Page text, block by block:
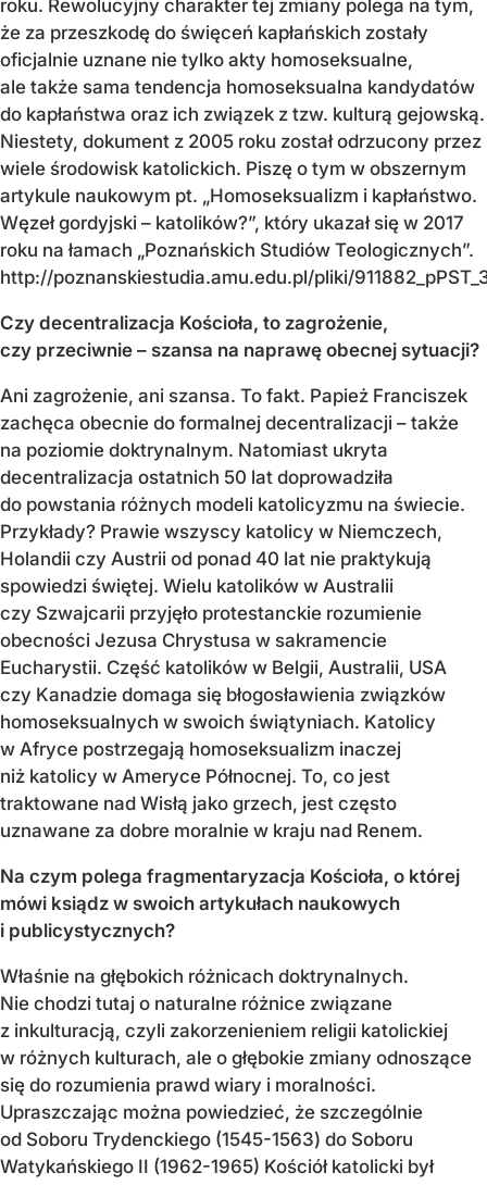
roku. Rewolucyjny charakter tej zmiany polega na tym,
że za przeszkodę do święceń kapłańskich zostały
oficjalnie uznane nie tylko akty homoseksualne,
ale także sama tendencja homoseksualna kandydatów
do kapłaństwa oraz ich związek z tzw. kulturą gejowską.
Niestety, dokument z 2005 roku został odrzucony przez
wiele środowisk katolickich. Piszę o tym w obszernym
artykule naukowym pt. „Homoseksualizm i kapłaństwo.
Węzeł gordyjski – katolików?”, który ukazał się w 2017
roku na łamach „Poznańskich Studiów Teologicznych”.
http://poznanskiestudia.amu.edu.pl/pliki/
Czy decentralizacja Kościoła, to zagrożenie,
czy przeciwnie – szansa na naprawę obecnej sytuacji?
Ani zagrożenie, ani szansa. To fakt. Papież Franciszek
zachęca obecnie do formalnej decentralizacji – także
na poziomie doktrynalnym. Natomiast ukryta
decentralizacja ostatnich 50 lat doprowadziła
do powstania różnych modeli katolicyzmu na świecie.
Przykłady? Prawie wszyscy katolicy w Niemczech,
Holandii czy Austrii od ponad 40 lat nie praktykują
spowiedzi świętej. Wielu katolików w Australii
czy Szwajcarii przyjęło protestanckie rozumienie
obecności Jezusa Chrystusa w sakramencie
Eucharystii. Część katolików w Belgii, Australii, USA
czy Kanadzie domaga się błogosławienia związków
homoseksualnych w swoich świątyniach. Katolicy
w Afryce postrzegają homoseksualizm inaczej
niż katolicy w Ameryce Północnej. To, co jest
traktowane nad Wisłą jako grzech, jest często
uznawane za dobre moralnie w kraju nad Renem.
Na czym polega fragmentaryzacja Kościoła, o której
mówi ksiądz w swoich artykułach naukowych
i publicystycznych?
Właśnie na głębokich różnicach doktrynalnych.
Nie chodzi tutaj o naturalne różnice związane
z inkulturacją, czyli zakorzenieniem religii katolickiej
w różnych kulturach, ale o głębokie zmiany odnoszące
się do rozumienia prawd wiary i moralności.
Upraszczając można powiedzieć, że szczególnie
od Soboru Trydenckiego (1545-1563) do Soboru
Watykańskiego II (1962-1965) Kościół katolicki był